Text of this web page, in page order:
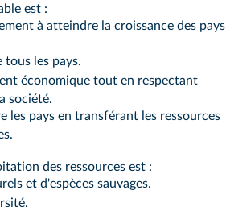
est :
à atteindre la croissance des pays
tous les pays.
économique tout en respectant
société.
les pays en transférant les ressources
des ressources est :
et d'espèces sauvages.